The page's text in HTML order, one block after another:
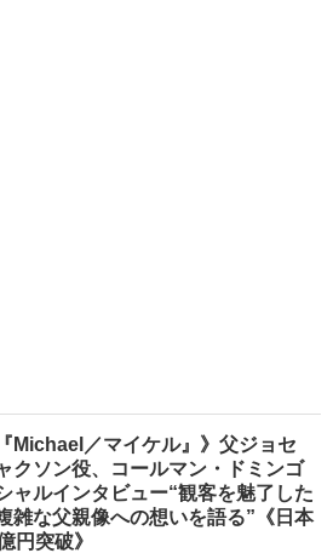
Michael／マイケル』》父ジョセ
クソン役、コールマン・ドミンゴ
ャルインタビュー“観客を魅了した
雑な父親像への想いを語る”《日本
円突破》